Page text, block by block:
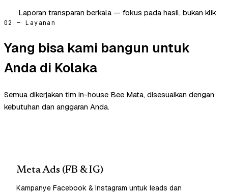
Laporan transparan berkala — fokus pada hasil, bukan klik
02 — Layanan
Yang bisa kami bangun untuk
Anda di Kolaka
Semua dikerjakan tim in-house Bee Mata, disesuaikan dengan
kebutuhan dan anggaran Anda.
Meta Ads (FB & IG)
Kampanye Facebook & Instagram untuk leads dan